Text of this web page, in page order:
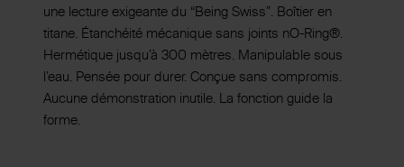
une lecture exigeante du “Being Swiss”. Boîtier en
titane. Étanchéité mécanique sans joints nO-Ring®.
Hermétique jusqu’à 300 mètres. Manipulable sous
l’eau. Pensée pour durer. Conçue sans compromis.
Aucune démonstration inutile. La fonction guide la
forme.